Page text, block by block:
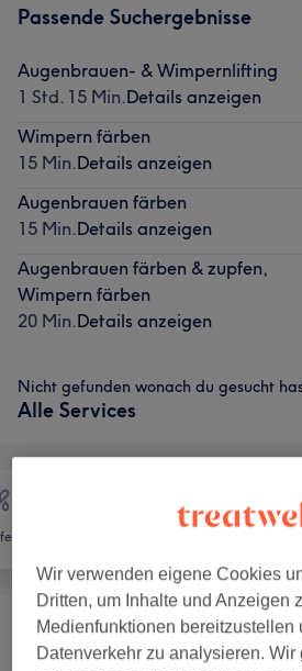
Passende Suchergebnisse
Augenbrauen- & Wimpernlifting
1 Std. 15 Min.Details anzeigen
Wimpern färben
15 Min.Details anzeigen
Augenbrauen färben
15 Min.Details anzeigen
Augenbrauen färben & zupfen,
Wimpern färben
20 Min.Details anzeigen
Nicht gefunden wonach du gesucht
Alle Services
BBL Broadbandlight (10)
Wir verwenden eigene Cookies
Dritten, um Inhalte und Anzeigen
Medienfunktionen bereitzustellen
Datenverkehr zu analysieren. Wir